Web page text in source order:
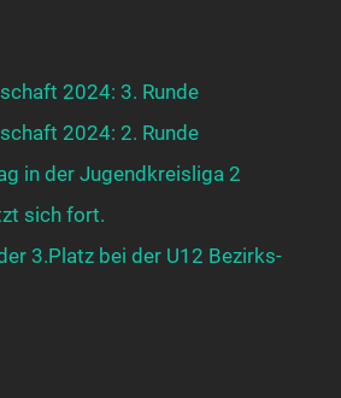
2024: 3. Runde
2024: 2. Runde
in der Jugendkreisliga 2
sich fort.
3.Platz bei der U12 Bezirks-